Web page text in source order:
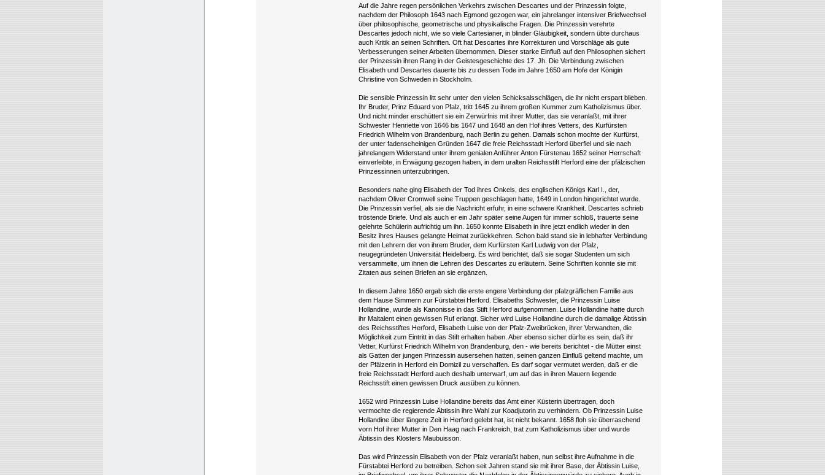
Auf die Jahre regen persönlichen Verkehrs zwischen Descartes und der Prinzessin folgte,
nachdem der Philosoph 1643 nach Egmond gezogen war, ein jahrelanger intensiver Briefwechsel
über philosophische, geometrische und physikalische Fragen. Die Prinzessin verehrte
Descartes jedoch nicht, wie so viele Cartesianer, in blinder Gläubigkeit, sondern übte durchaus
auch Kritik an seinen Schriften. Oft hat Descartes ihre Korrekturen und Vorschläge als gute
Verbesserungen seiner Arbeiten übernommen. Dieser starke Einfluß auf den Philosophen sichert
der Prinzessin ihren Rang in der Geistesgeschichte des 17. Jh. Die Verbindung zwischen
Elisabeth und Descartes dauerte bis zu dessen Tode im Jahre 1650 am Hofe der Königin
Christine von Schweden in Stockholm.
Die sensible Prinzessin litt sehr unter den vielen Schicksalsschlägen, die ihr nicht erspart blieben.
Ihr Bruder, Prinz Eduard von Pfalz, tritt 1645 zu ihrem großen Kummer zum Katholizismus über.
Und nicht minder erschüttert sie ein Zerwürfnis mit ihrer Mutter, das sie veranlaßt, mit ihrer
Schwester Henriette von 1646 bis 1647 und 1648 an den Hof ihres Vetters, des Kurfürsten
Friedrich Wilhelm von Brandenburg, nach Berlin zu gehen. Damals schon mochte der Kurfürst,
der unter fadenscheinigen Gründen 1647 die freie Reichsstadt Herford überfiel und sie nach
jahrelangem Widerstand unter ihrem genialen Anführer Anton Fürstenau 1652 seiner Herrschaft
einverleibte, in Erwägung gezogen haben, in dem uralten Reichsstift Herford eine der pfälzischen
Prinzessinnen unterzubringen.
Besonders nahe ging Elisabeth der Tod ihres Onkels, des englischen Königs Karl I., der,
nachdem Oliver Cromwell seine Truppen geschlagen hatte, 1649 in London hingerichtet wurde.
Die Prinzessin verfiel, als sie die Nachricht erfuhr, in eine schwere Krankheit. Descartes schrieb
tröstende Briefe. Und als auch er ein Jahr später seine Augen für immer schloß, trauerte seine
gelehrte Schülerin aufrichtig um ihn. 1650 konnte Elisabeth in ihre jetzt endlich wieder in den
Besitz ihres Hauses gelangte Heimat zurückkehren. Schon bald stand sie in lebhafter Verbindung
mit den Lehrern der von ihrem Bruder, dem Kurfürsten Karl Ludwig von der Pfalz,
neugegründeten Universität Heidelberg. Es wird berichtet, daß sie sogar Studenten um sich
versammelte, um ihnen die Lehren des Descartes zu erläutern. Seine Schriften konnte sie mit
Zitaten aus seinen Briefen an sie ergänzen.
In diesem Jahre 1650 ergab sich die erste engere Verbindung der pfalzgräflichen Familie aus
dem Hause Simmern zur Fürstabtei Herford. Elisabeths Schwester, die Prinzessin Luise
Hollandine, wurde als Kanonisse in das Stift Herford aufgenommen. Luise Hollandine hatte durch
ihr Maltalent einen gewissen Ruf erlangt. Sicher wird Luise Hollandine durch die damalige Äbtissin
des Reichsstiftes Herford, Elisabeth Luise von der Pfalz-Zweibrücken, ihrer Verwandten, die
Möglichkeit zum Eintritt in das Stift erhalten haben. Aber ebenso sicher dürfte es sein, daß ihr
Vetter, Kurfürst Friedrich Wilhelm von Brandenburg, den - wie bereits berichtet - die Mütter einst
als Gatten der jungen Prinzessin ausersehen hatten, seinen ganzen Einfluß geltend machte, um
der Pfälzerin in Herford ein Domizil zu verschaffen. Es darf sogar vermutet werden, daß er die
freie Reichsstadt Herford auch deshalb unterwarf, um auf das in ihren Mauern liegende
Reichsstift einen gewissen Druck ausüben zu können.
1652 wird Prinzessin Luise Hollandine bereits das Amt einer Küsterin übertragen, doch
vermochte die regierende Äbtissin ihre Wahl zur Koadjutorin zu verhindern. Ob Prinzessin Luise
Hollandine über längere Zeit in Herford gelebt hat, ist nicht bekannt. 1658 floh sie überraschend
vorn Hof ihrer Mutter in Den Haag nach Frankreich, trat zum Katholizismus über und wurde
Äbtissin des Klosters Maubuisson.
Das wird Prinzessin Elisabeth von der Pfalz veranlaßt haben, nun selbst ihre Aufnahme in die
Fürstabtei Herford zu betreiben. Schon seit Jahren stand sie mit ihrer Base, der Äbtissin Luise,